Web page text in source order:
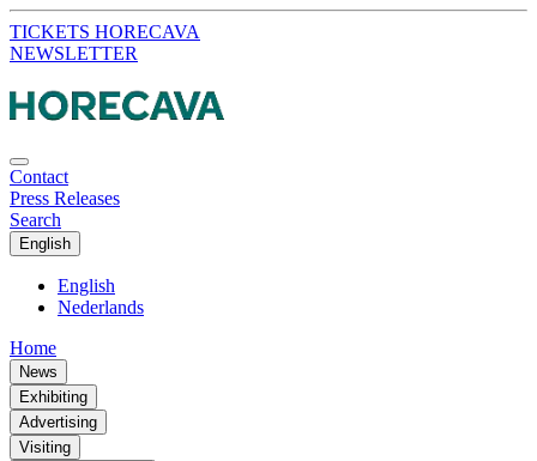
TICKETS HORECAVA
NEWSLETTER
Contact
Press Releases
Search
English
English
Nederlands
Home
News
Exhibiting
Advertising
Visiting